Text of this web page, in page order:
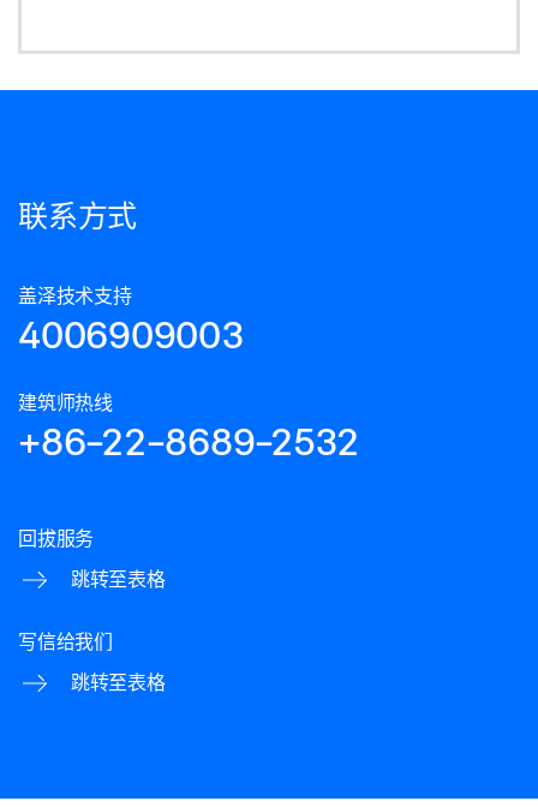
联系方式
盖泽技术支持
4006909003
建筑师热线
+86-22-8689-2532
回拔服务
跳转至表格
写信给我们
跳转至表格